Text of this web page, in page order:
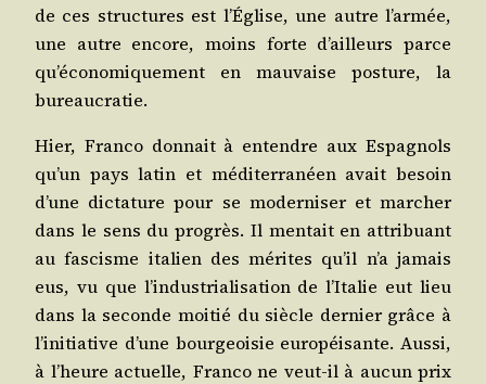
de ces struc­tures est l’Église, une autre l’armée,
une autre encore, moins forte d’ailleurs parce
qu’économiquement en mau­vaise pos­ture, la
bureaucratie.
Hier, Fran­co don­nait à entendre aux Espa­gnols
qu’un pays latin et médi­ter­ra­néen avait besoin
d’une dic­ta­ture pour se moder­ni­ser et mar­cher
dans le sens du pro­grès. Il men­tait en attri­buant
au fas­cisme ita­lien des mérites qu’il n’a jamais
eus, vu que l’industrialisation de l’Italie eut lieu
dans la seconde moi­tié du siècle der­nier grâce à
l’initiative d’une bour­geoi­sie euro­péi­sante. Aus­si,
à l’heure actuelle, Fran­co ne veut-il à aucun prix